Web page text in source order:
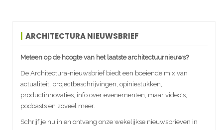
ARCHITECTURA NIEUWSBRIEF
Meteen op de hoogte van het laatste architectuurnieuws?
De Architectura-nieuwsbrief biedt een boeiende mix van
actualiteit, projectbeschrijvingen, opiniestukken,
productinnovaties, info over evenementen, maar video's,
podcasts en zoveel meer.
Schrijf je nu in en ontvang onze wekelijkse nieuwsbrieven in